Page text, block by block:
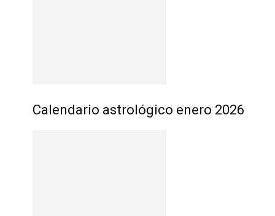
Calendario astrológico enero 2026